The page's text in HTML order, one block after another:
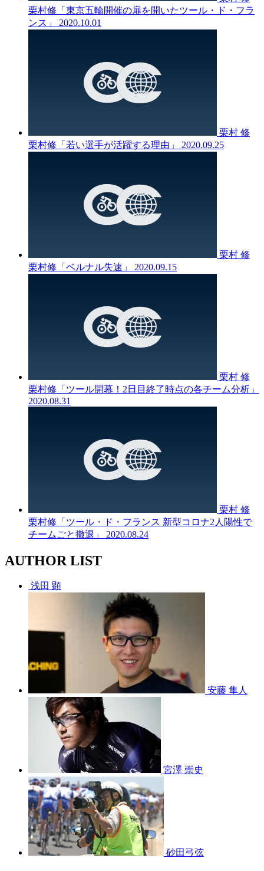
栗村修「東京五輪開催の扉を開いたツール・ド・フラ
ンス」
2020.10.01
栗村 修
栗村修「若い選手が活躍する理由」
2020.09.25
栗村 修
栗村修「ベルナル失速」
2020.09.15
栗村 修
栗村修「ツール開幕！2日目終了時点の各チーム分析」
2020.08.31
栗村 修
栗村修「ツール・ド・フランス 新型コロナ2人陽性で
チームごと撤退」
2020.08.24
AUTHOR LIST
浅田 顕
安藤 隼人
宮澤 崇史
砂田弓弦